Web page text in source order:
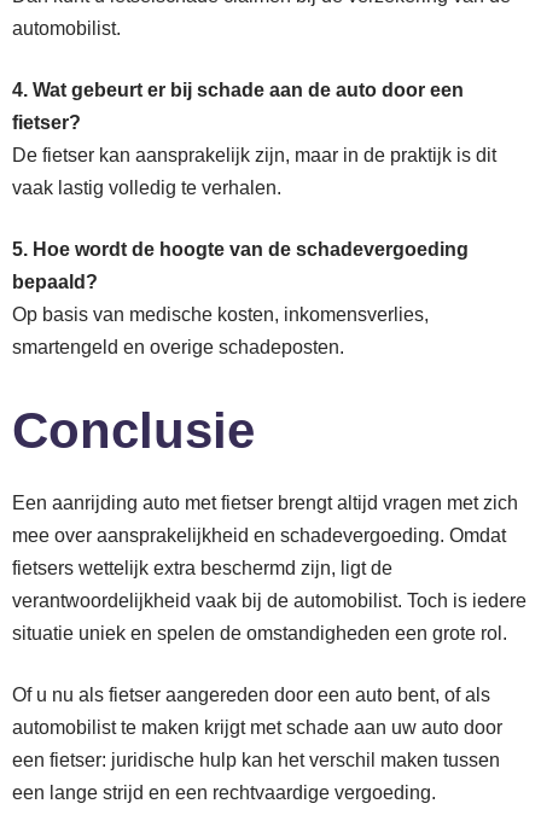
automobilist.
4. Wat gebeurt er bij schade aan de auto door een
fietser?
De fietser kan aansprakelijk zijn, maar in de praktijk is dit
vaak lastig volledig te verhalen.
5. Hoe wordt de hoogte van de schadevergoeding
bepaald?
Op basis van medische kosten, inkomensverlies,
smartengeld en overige schadeposten.
Conclusie
Een aanrijding auto met fietser brengt altijd vragen met zich
mee over aansprakelijkheid en schadevergoeding. Omdat
fietsers wettelijk extra beschermd zijn, ligt de
verantwoordelijkheid vaak bij de automobilist. Toch is iedere
situatie uniek en spelen de omstandigheden een grote rol.
Of u nu als fietser aangereden door een auto bent, of als
automobilist te maken krijgt met schade aan uw auto door
een fietser: juridische hulp kan het verschil maken tussen
een lange strijd en een rechtvaardige vergoeding.